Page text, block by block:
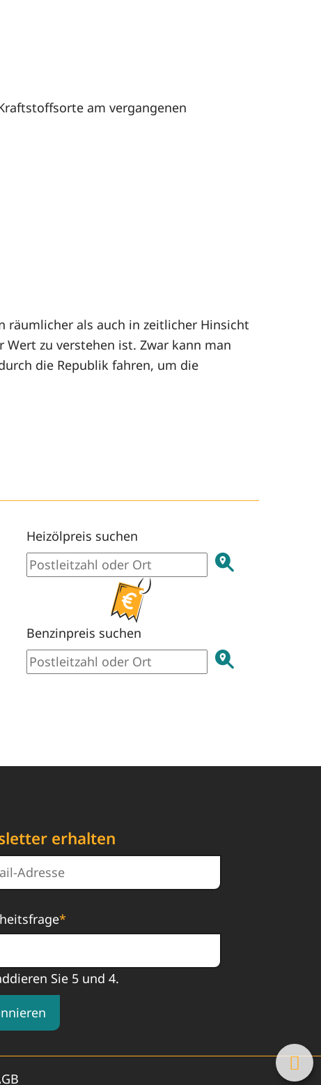
am vergangenen
als auch in zeitlicher Hinsicht
zu verstehen ist. Zwar kann man
die Republik fahren, um die
Heizölpreis suchen
Benzinpreis suchen
erhalten
*
Sie 5 und 4.